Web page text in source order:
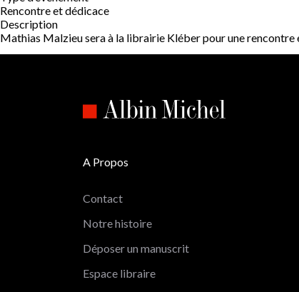
Rencontre et dédicace
Description
Mathias Malzieu sera à la librairie Kléber pour une rencontre
A Propos
Contact
Notre histoire
Déposer un manuscrit
Espace libraire